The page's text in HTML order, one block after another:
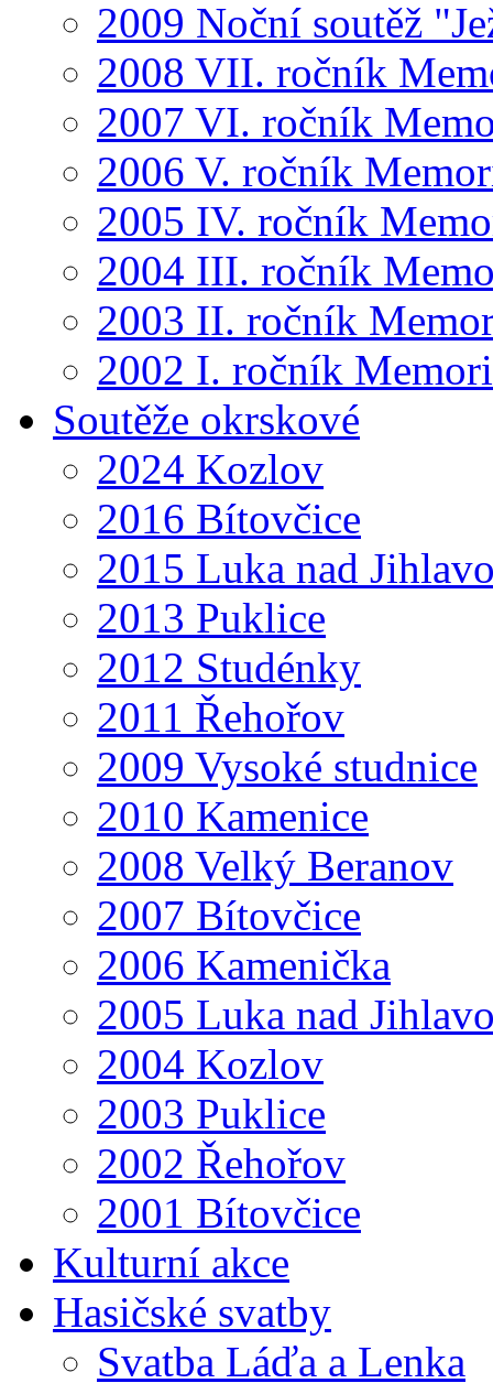
2009 Noční soutěž
2008 VII. ročník
2007 VI. ročník
2006 V. ročník
2005 IV. ročník
2004 III. ročník
2003 II. ročník
2002 I. ročník
Soutěže okrskové
2024 Kozlov
2016 Bítovčice
2015 Luka nad
2013 Puklice
2012 Studénky
2011 Řehořov
2009 Vysoké studnice
2010 Kamenice
2008 Velký Beranov
2007 Bítovčice
2006 Kamenička
2005 Luka nad
2004 Kozlov
2003 Puklice
2002 Řehořov
2001 Bítovčice
Kulturní akce
Hasičské svatby
Svatba Láďa a Lenka